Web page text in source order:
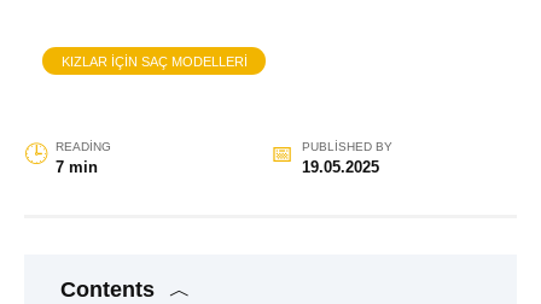
KIZLAR IÇIN SAÇ MODELLERI
READING
7 min
PUBLISHED BY
19.05.2025
Contents